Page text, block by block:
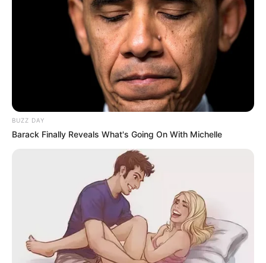
El impacto en redes y
medios
Desde que se difundió la noticia, el nombre
ha vuelto a dominar las
tendencias en
Twitter, Facebook e Instagram
Las reacciones han sido mixtas: mientras miles
de usuarios celebran la decisión como una
“victoria por la equidad”, otros la consideran una
regresión peligrosa en los derechos de las
BUZZ DAY
Barack Finally Reveals What's Going On With Michelle